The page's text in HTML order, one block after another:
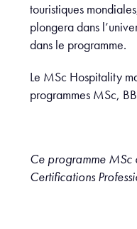
touristiques
plongera dans
dans le programme.
Le MSc Hospitality
programmes MSc,
Ce programme MSc
Certifications